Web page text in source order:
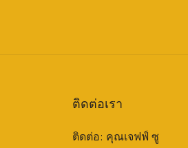
ติดต่อเรา
ติดต่อ: คุณเจฟฟ์ ซู